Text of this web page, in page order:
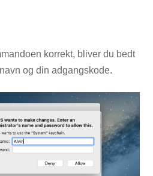
korrekt, bliver du bedt
og din adgangskode.